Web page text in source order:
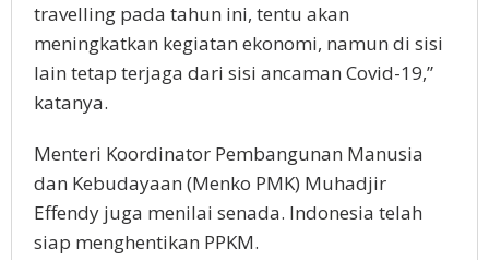
travelling pada tahun ini, tentu akan
meningkatkan kegiatan ekonomi, namun di sisi
lain tetap terjaga dari sisi ancaman Covid-19,”
katanya.
Menteri Koordinator Pembangunan Manusia
dan Kebudayaan (Menko PMK) Muhadjir
Effendy juga menilai senada. Indonesia telah
siap menghentikan PPKM.